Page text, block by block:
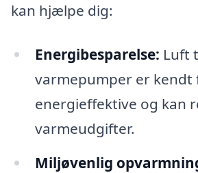
kan hjælpe dig:
Energibesparelse: Luft
varmepumper er
energieffektive og kan
varmeudgifter.
Miljøvenlig